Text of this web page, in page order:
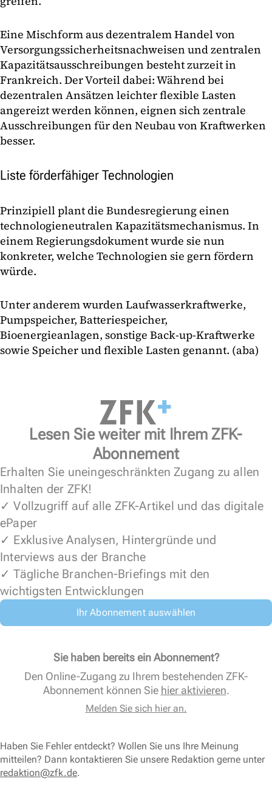
Eine Mischform aus dezentralem Handel von
Versorgungssicherheitsnachweisen und zentralen
Kapazitätsausschreibungen besteht zurzeit in
Frankreich. Der Vorteil dabei: Während bei
dezentralen Ansätzen leichter flexible Lasten
angereizt werden können, eignen sich zentrale
Ausschreibungen für den Neubau von Kraftwerken
besser.
Liste förderfähiger Technologien
Prinzipiell plant die Bundesregierung einen
technologieneutralen Kapazitätsmechanismus. In
einem Regierungsdokument wurde sie nun
konkreter, welche Technologien sie gern fördern
würde.
Unter anderem wurden Laufwasserkraftwerke,
Pumpspeicher, Batteriespeicher,
Bioenergieanlagen, sonstige Back-up-Kraftwerke
sowie Speicher und flexible Lasten genannt. (aba)
Lesen Sie weiter mit Ihrem ZFK-
Abonnement
Erhalten Sie uneingeschränkten Zugang zu allen
Inhalten der ZFK!
✓ Vollzugriff auf alle ZFK-Artikel und das digitale
ePaper
✓ Exklusive Analysen, Hintergründe und
Interviews aus der Branche
✓ Tägliche Branchen-Briefings mit den
wichtigsten Entwicklungen
Ihr Abonnement auswählen
Sie haben bereits ein Abonnement?
Den Online-Zugang zu Ihrem bestehenden ZFK-
Abonnement können Sie hier aktivieren.
Melden Sie sich hier an.
Haben Sie Fehler entdeckt? Wollen Sie uns Ihre Meinung
mitteilen? Dann kontaktieren Sie unsere Redaktion gerne unter
redaktion@zfk.de.